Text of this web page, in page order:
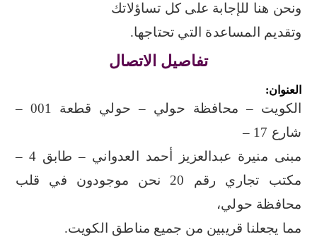
ونحن هنا للإجابة على كل تساؤلاتك
وتقديم المساعدة التي تحتاجها.
تفاصيل الاتصال
العنوان:
الكويت – محافظة حولي – حولي قطعة 001 –
شارع 17 –
مبنى منيرة عبدالعزيز أحمد العدواني – طابق 4 –
مكتب تجاري رقم 20
نحن موجودون في قلب
محافظة حولي،
مما يجعلنا قريبين من جميع مناطق الكويت.